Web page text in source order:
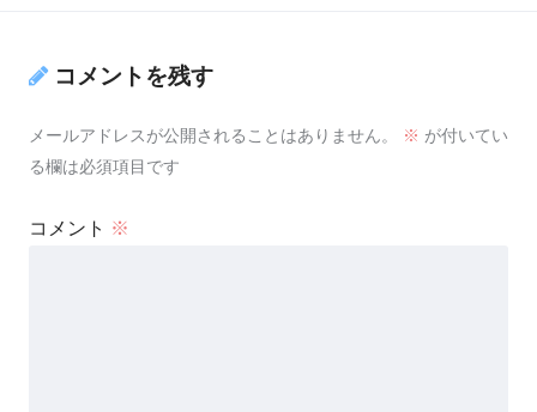
コメントを残す
メールアドレスが公開されることはありません。 ※ が付いてい
る欄は必須項目です
コメント ※